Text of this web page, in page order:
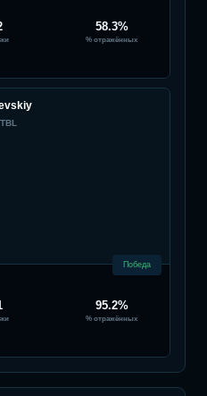
58.3%
% отражённых
TBL
Победа
95.2%
% отражённых